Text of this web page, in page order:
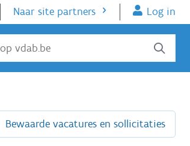
Naar site partners Log in
Bewaarde vacatures en sollicitaties